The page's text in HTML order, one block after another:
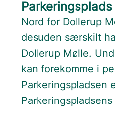
Nord for Dollerup
desuden særskilt
Dollerup Mølle.
kan forekomme i
Parkeringspladsen